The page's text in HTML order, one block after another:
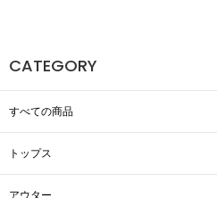
CATEGORY
すべての商品
トップス
アウター